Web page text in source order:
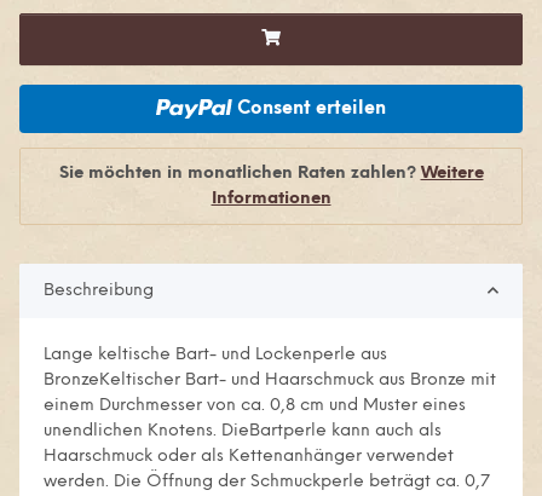
Consent erteilen
Sie möchten in monatlichen Raten zahlen? Weitere
Informationen
Beschreibung
Lange keltische Bart- und Lockenperle aus
BronzeKeltischer Bart- und Haarschmuck aus Bronze mit
einem Durchmesser von ca. 0,8 cm und Muster eines
unendlichen Knotens. DieBartperle kann auch als
Haarschmuck oder als Kettenanhänger verwendet
werden. Die Öffnung der Schmuckperle beträgt ca. 0,7